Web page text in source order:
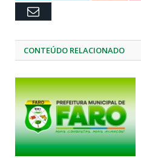
Email
CONTEÚDO RELACIONADO